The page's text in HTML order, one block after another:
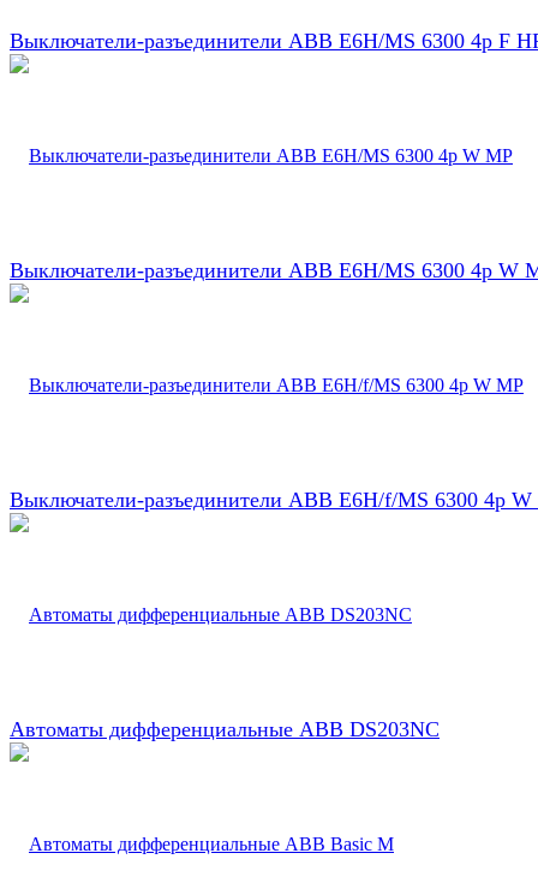
Выключатели-разъединители ABB E6H/MS 6300 4p F
Выключатели-разъединители ABB E6H/MS 6300 4p W
Выключатели-разъединители ABB E6H/f/MS 6300 4p W
Автоматы дифференциальные ABB DS203NC